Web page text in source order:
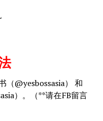
（@yesbossasia） 和
）。（**请在FB留言